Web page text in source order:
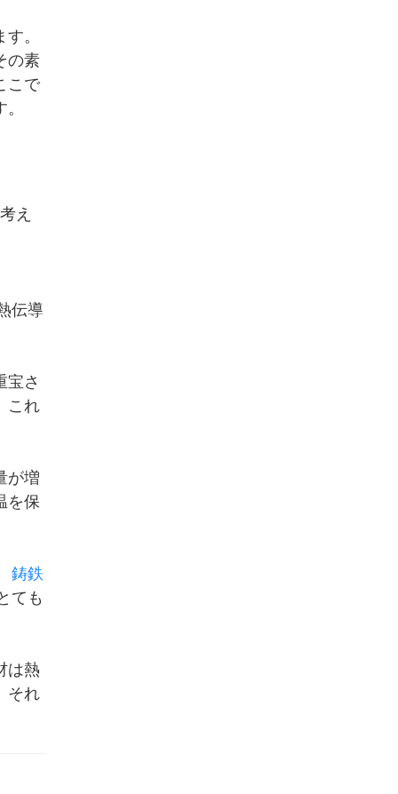
。
の素
こで
え
伝導
さ
これ
が増
を保
鋳鉄
ても
は熱
それ